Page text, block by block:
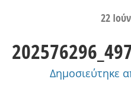
22
Δημοσιεύτηκε